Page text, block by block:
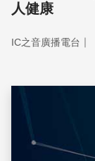
人健康
IC之音廣播電台 ｜